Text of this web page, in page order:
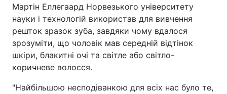
Мартін Еллегаард Норвезького університету
науки і технологій використав для вивчення
решток зразок зуба, завдяки чому вдалося
зрозуміти, що чоловік мав середній відтінок
шкіри, блакитні очі та світле або світло-
коричневе волосся.
"Найбільшою несподіванкою для всіх нас було те,